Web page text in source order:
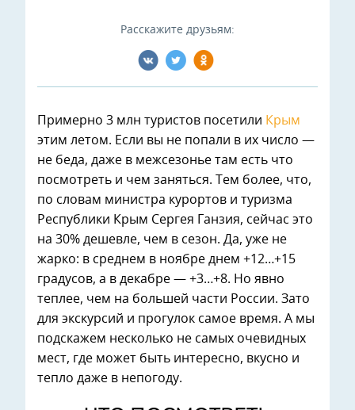
Расскажите друзьям:
Примерно 3 млн туристов посетили Крым
этим летом. Если вы не попали в их число —
не беда, даже в межсезонье там есть что
посмотреть и чем заняться. Тем более, что,
по словам министра курортов и туризма
Республики Крым Сергея Ганзия, сейчас это
на 30% дешевле, чем в сезон. Да, уже не
жарко: в среднем в ноябре днем +12…+15
градусов, а в декабре — +3…+8. Но явно
теплее, чем на большей части России. Зато
для экскурсий и прогулок самое время. А мы
подскажем несколько не самых очевидных
мест, где может быть интересно, вкусно и
тепло даже в непогоду.